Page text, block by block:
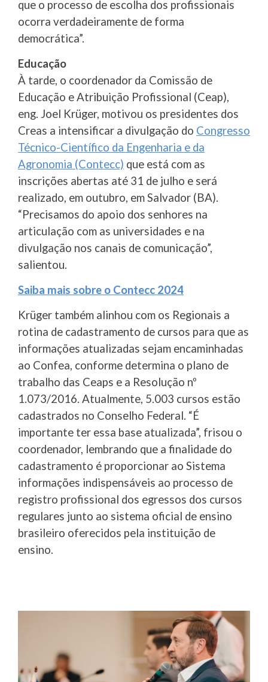
que o processo de escolha dos profissionais
ocorra verdadeiramente de forma
democrática”.
Educação
À tarde, o coordenador da Comissão de
Educação e Atribuição Profissional (Ceap),
eng. Joel Krüger, motivou os presidentes dos
Creas a intensificar a divulgação do Congresso
Técnico-Científico da Engenharia e da
Agronomia (Contecc) que está com as
inscrições abertas até 31 de julho e será
realizado, em outubro, em Salvador (BA).
“Precisamos do apoio dos senhores na
articulação com as universidades e na
divulgação nos canais de comunicação”,
salientou.
Saiba mais sobre o Contecc 2024
Krüger também alinhou com os Regionais a
rotina de cadastramento de cursos para que as
informações atualizadas sejam encaminhadas
ao Confea, conforme determina o plano de
trabalho das Ceaps e a Resolução nº
1.073/2016. Atualmente, 5.003 cursos estão
cadastrados no Conselho Federal. “É
importante ter essa base atualizada”, frisou o
coordenador, lembrando que a finalidade do
cadastramento é proporcionar ao Sistema
informações indispensáveis ao processo de
registro profissional dos egressos dos cursos
regulares junto ao sistema oficial de ensino
brasileiro oferecidos pela instituição de
ensino.